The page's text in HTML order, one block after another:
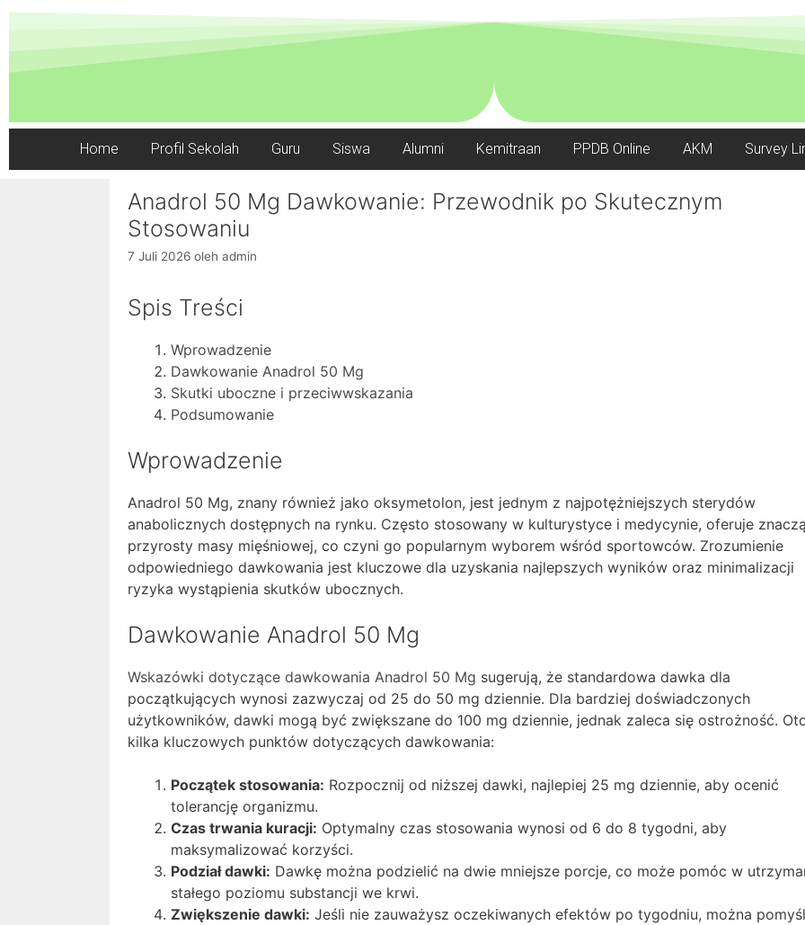
Home Profil Sekolah Guru Siswa Alumni Kemitraan PPDB Online AKM Survey
Anadrol 50 Mg Dawkowanie: Przewodnik po Skutecznym
Stosowaniu
7 Juli 2026 oleh admin
Spis Treści
Wprowadzenie
Dawkowanie Anadrol 50 Mg
Skutki uboczne i przeciwwskazania
Podsumowanie
Wprowadzenie
Anadrol 50 Mg, znany również jako oksymetolon, jest jednym z najpotężniejszych sterydów
anabolicznych dostępnych na rynku. Często stosowany w kulturystyce i medycynie, oferuje
przyrosty masy mięśniowej, co czyni go popularnym wyborem wśród sportowców. Zrozumienie
odpowiedniego dawkowania jest kluczowe dla uzyskania najlepszych wyników oraz minimalizacji
ryzyka wystąpienia skutków ubocznych.
Dawkowanie Anadrol 50 Mg
Wskazówki dotyczące dawkowania Anadrol 50 Mg sugerują, że standardowa dawka dla
początkujących wynosi zazwyczaj od 25 do 50 mg dziennie. Dla bardziej doświadczonych
użytkowników, dawki mogą być zwiększane do 100 mg dziennie, jednak zaleca się ostrożność.
kilka kluczowych punktów dotyczących dawkowania:
Początek stosowania: Rozpocznij od niższej dawki, najlepiej 25 mg dziennie, aby ocenić
tolerancję organizmu.
Czas trwania kuracji: Optymalny czas stosowania wynosi od 6 do 8 tygodni, aby
maksymalizować korzyści.
Podział dawki: Dawkę można podzielić na dwie mniejsze porcje, co może pomóc w
stałego poziomu substancji we krwi.
Zwiększenie dawki: Jeśli nie zauważysz oczekiwanych efektów po tygodniu, można